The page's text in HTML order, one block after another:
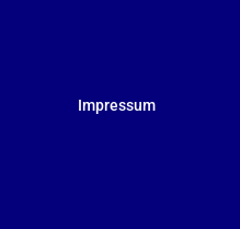
Impressum